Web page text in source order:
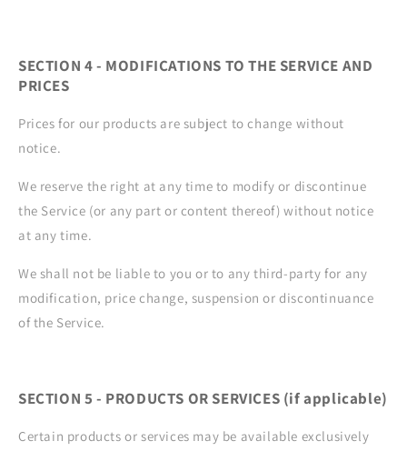
SECTION 4 - MODIFICATIONS TO THE SERVICE AND
PRICES
Prices for our products are subject to change without
notice.
We reserve the right at any time to modify or discontinue
the Service (or any part or content thereof) without notice
at any time.
We shall not be liable to you or to any third-party for any
modification, price change, suspension or discontinuance
of the Service.
SECTION 5 - PRODUCTS OR SERVICES (if applicable)
Certain products or services may be available exclusively